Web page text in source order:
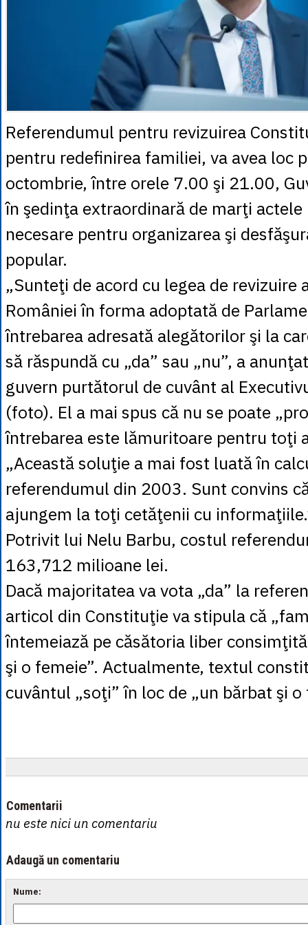
Referendumul pentru revizuirea
pentru redefinirea familiei, va avea loc
octombrie, între orele 7.00 şi 21.00,
în şedinţa extraordinară de marţi
necesare pentru organizarea şi
popular.
„Sunteţi de acord cu legea de revizuire
României în forma adoptată de
întrebarea adresată alegătorilor şi la
să răspundă cu „da” sau „nu”, a
guvern purtătorul de cuvânt al
(foto). El a mai spus că nu se poate
întrebarea este lămuritoare pentru toţi
„Această soluţie a mai fost luată în
referendumul din 2003. Sunt convins
ajungem la toţi cetăţenii cu
Potrivit lui Nelu Barbu, costul
163,712 milioane lei.
Dacă majoritatea va vota „da” la
articol din Constituţie va stipula că
întemeiază pe căsătoria liber
şi o femeie”. Actualmente, textul
cuvântul „soţi” în loc de „un bărbat şi o
Comentarii
nu este nici un comentariu
Adaugă un comentariu
Nume: